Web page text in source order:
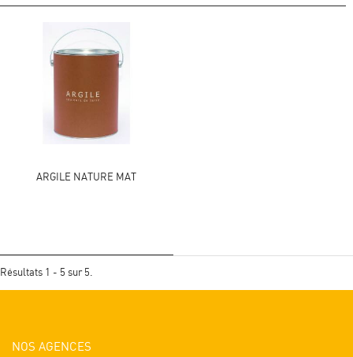
ARGILE NATURE MAT
Résultats 1 - 5 sur 5.
NOS AGENCES